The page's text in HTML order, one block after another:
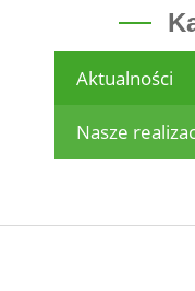
Aktualności
Nasze